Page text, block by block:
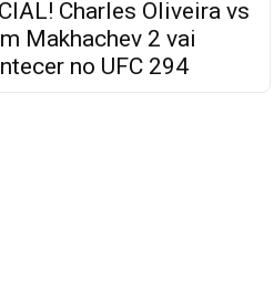
Charles Oliveira vs
Makhachev 2 vai
no UFC 294